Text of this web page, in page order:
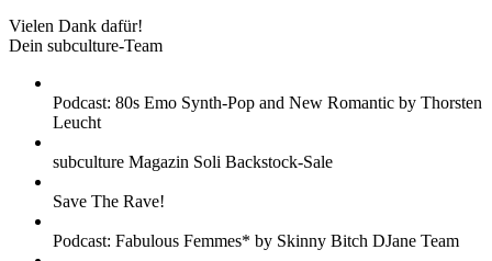
Vielen Dank dafür!
Dein subculture-Team
Podcast: 80s Emo Synth-Pop and New Romantic by Thorsten
Leucht
subculture Magazin Soli Backstock-Sale
Save The Rave!
Podcast: Fabulous Femmes* by Skinny Bitch DJane Team